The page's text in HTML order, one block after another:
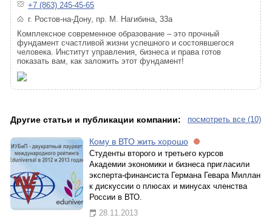
+7 (863) 245-45-65
г. Ростов-на-Дону, пр. М. Нагибина, 33а
Комплексное современное образование – это прочный
фундамент счастливой жизни успешного и состоявшегося
человека. Институт управления, бизнеса и права готов
показать вам, как заложить этот фундамент!
посмотреть все (10)
Другие статьи и публикации компании:
Кому в ВТО жить хорошо
Студенты второго и третьего курсов
Академии экономики и бизнеса пригласили
эксперта-финансиста Германа Гевара Миллан
к дискуссии о плюсах и минусах членства
России в ВТО.
28.11.2013